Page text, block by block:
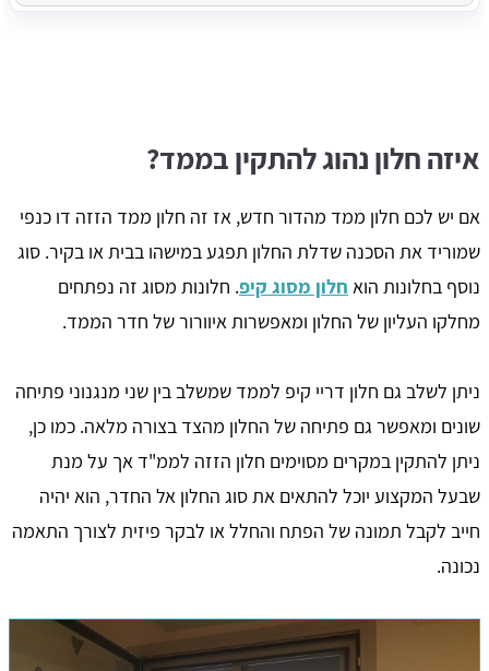
איזה חלון נהוג להתקין בממד?
אם יש לכם חלון ממד מהדור חדש, אז זה חלון ממד הזזה דו כנפי
שמוריד את הסכנה שדלת החלון תפגע במישהו בבית או בקיר. סוג
נוסף בחלונות הוא חלון מסוג קיפ. חלונות מסוג זה נפתחים
מחלקו העליון של החלון ומאפשרות איוורור של חדר הממד.
ניתן לשלב גם חלון דריי קיפ לממד שמשלב בין שני מנגנוני פתיחה
שונים ומאפשר גם פתיחה של החלון מהצד בצורה מלאה. כמו כן,
ניתן להתקין במקרים מסוימים חלון הזזה לממ"ד אך על מנת
שבעל המקצוע יוכל להתאים את סוג החלון אל החדר, הוא יהיה
חייב לקבל תמונה של הפתח והחלל או לבקר פיזית לצורך התאמה
נכונה.